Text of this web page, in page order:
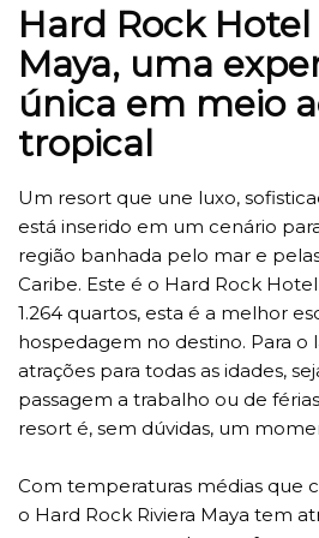
Hard Rock Hotel
Maya, uma
única em meio
tropical
Um resort que une luxo,
está inserido em um cenário
região banhada pelo mar e
Caribe. Este é o Hard Rock
1.264 quartos, esta é a melhor
hospedagem no destino. Para o
atrações para todas as idades,
passagem a trabalho ou de
resort é, sem dúvidas, um
Com temperaturas médias que
o Hard Rock Riviera Maya tem